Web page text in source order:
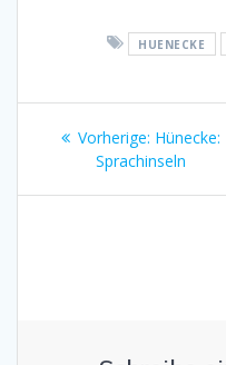
HUENECKE
Vorherige: Vorheriger
Beitrag:
Hünecke:
Sprachinseln